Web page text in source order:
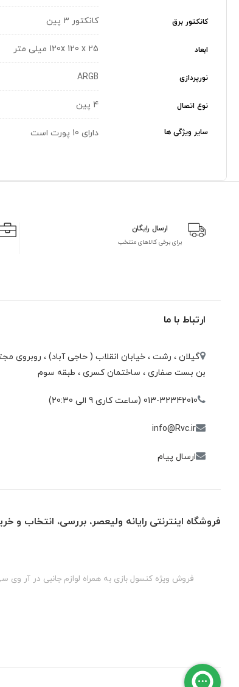
کانکتور برق کانکتور ۳ پین
ابعاد 120x 120 x 25 میلی متر
نورپردازی ARGB
نوع اتصال 4 پین
سایر ویژگی ها دارای 10 پورت است
ارسال رایگان
برای برخی کالاهای منتخب
ارتباط با ما
گیلان ، رشت ، خيابان انقلاب ( حاجی آباد) ، روبروی
بن بست صفاری ، ساختمان كسری ، طبقه سوم
013-32342010 (ساعت کاری 9 الی 20:30)
info@Rvc.ir
ارسال پیام
فروشگاه اینترنتی رایانه ولیعصر، بررسی، انتخاب و
فروش ویژه کنسول بازی به همراه لوازم جانبی در آر وی